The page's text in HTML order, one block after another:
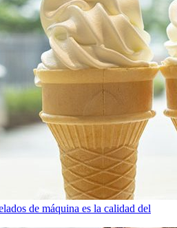
de máquina es la calidad del